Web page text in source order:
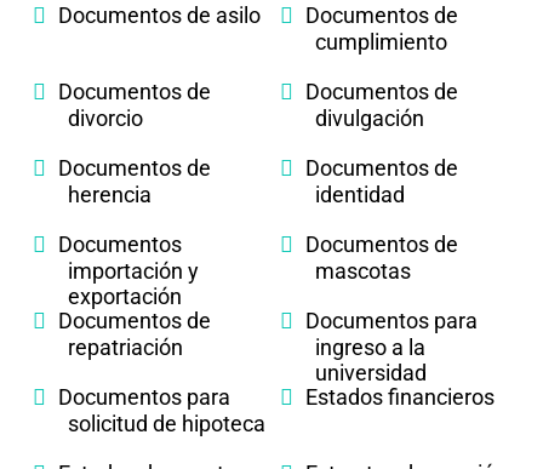
Documentos de asilo
Documentos de
cumplimiento
Documentos de
divorcio
Documentos de
divulgación
Documentos de
herencia
Documentos de
identidad
Documentos
importación y
exportación
Documentos de
mascotas
Documentos de
repatriación
Documentos para
ingreso a la
universidad
Documentos para
solicitud de hipoteca
Estados financieros